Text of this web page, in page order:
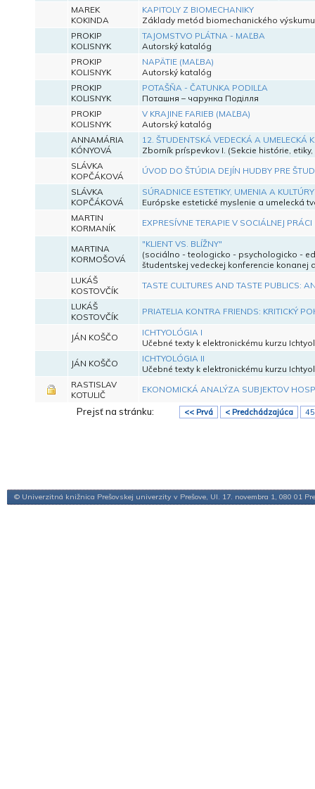
MAREK
KOKINDA
KAPITOLY Z BIOMECHANIKY
Základy metód biomechanického výskumu
PROKIP
KOLISNYK
TAJOMSTVO PLÁTNA - MAĽBA
Autorský katalóg
PROKIP
KOLISNYK
NAPÄTIE (MAĽBA)
Autorský katalóg
PROKIP
KOLISNYK
POTAŠŇA - ČATUNKA PODILĽA
Поташня – чарунка Поділля
PROKIP
KOLISNYK
V KRAJINE FARIEB (MAĽBA)
Autorský katalóg
ANNAMÁRIA
KÓNYOVÁ
12. ŠTUDENTSKÁ VEDECKÁ A UMELECKÁ
Zborník príspevkov I. (Sekcie histórie,
SLÁVKA
KOPČÁKOVÁ
ÚVOD DO ŠTÚDIA DEJÍN HUDBY PRE
SLÁVKA
KOPČÁKOVÁ
SÚRADNICE ESTETIKY, UMENIA A
Európske estetické myslenie a umelecká
MARTIN
KORMANÍK
EXPRESÍVNE TERAPIE V SOCIÁLNEJ
MARTINA
KORMOŠOVÁ
"KLIENT VS. BLÍŽNY"
(sociálno - teologicko - psychologicko -
študentskej vedeckej konferencie konanej
LUKÁŠ
KOSTOVČÍK
TASTE CULTURES AND TASTE PUBLICS:
LUKÁŠ
KOSTOVČÍK
PRIATELIA KONTRA FRIENDS: KRITICKÝ
JÁN KOŠČO
ICHTYOLÓGIA I
Učebné texty k elektronickému kurzu
JÁN KOŠČO
ICHTYOLÓGIA II
Učebné texty k elektronickému kurzu
RASTISLAV
KOTULIČ
EKONOMICKÁ ANALÝZA SUBJEKTOV
Prejsť na stránku: << Prvá < Predchádzajúca 45
© Univerzitná knižnica Prešovskej univerzity v Prešove, Ul. 17. novembra 1, 080 01